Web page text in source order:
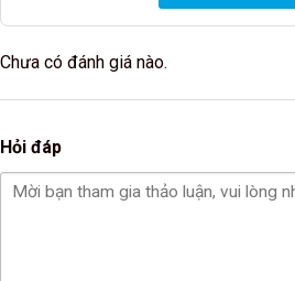
Chưa có đánh giá nào.
Hỏi đáp